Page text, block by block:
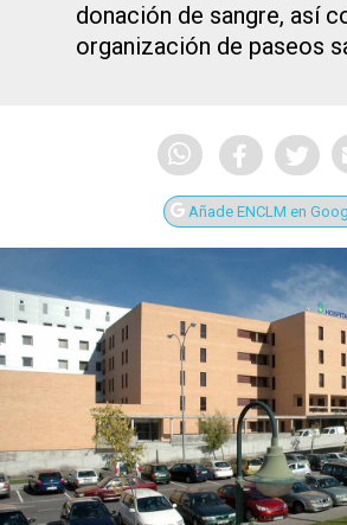
donación de sangre, así
organización de paseos
Añade ENCLM en